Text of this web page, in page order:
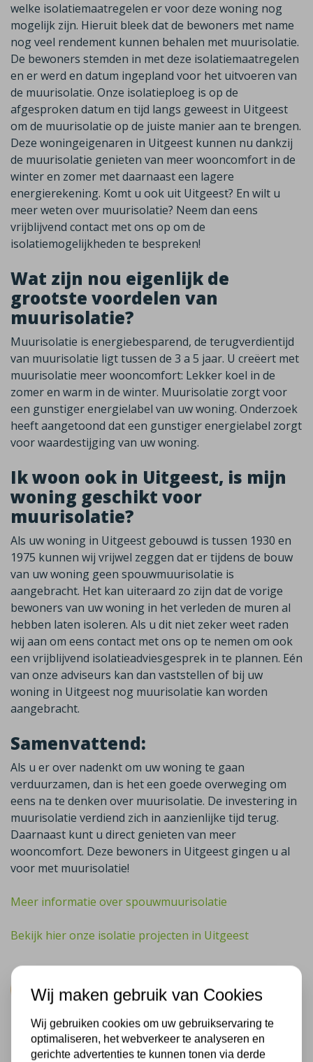
welke isolatiemaatregelen er voor deze woning nog
mogelijk zijn. Hieruit bleek dat de bewoners met name
nog veel rendement kunnen behalen met muurisolatie.
De bewoners stemden in met deze isolatiemaatregelen
en er werd en datum ingepland voor het uitvoeren van
de muurisolatie. Onze isolatieploeg is op de
afgesproken datum en tijd langs geweest in Uitgeest
om de muurisolatie op de juiste manier aan te brengen.
Deze woningeigenaren in Uitgeest kunnen nu dankzij
de muurisolatie genieten van meer wooncomfort in de
winter en zomer met daarnaast een lagere
energierekening. Komt u ook uit Uitgeest? En wilt u
meer weten over muurisolatie? Neem dan eens
vrijblijvend contact met ons op om de
isolatiemogelijkheden te bespreken!
Wat zijn nou eigenlijk de
grootste voordelen van
muurisolatie?
Muurisolatie is energiebesparend, de terugverdientijd
van muurisolatie ligt tussen de 3 a 5 jaar. U creëert met
muurisolatie meer wooncomfort: Lekker koel in de
zomer en warm in de winter. Muurisolatie zorgt voor
een gunstiger energielabel van uw woning. Onderzoek
heeft aangetoond dat een gunstiger energielabel zorgt
voor waardestijging van uw woning.
Ik woon ook in Uitgeest, is mijn
woning geschikt voor
muurisolatie?
Als uw woning in Uitgeest gebouwd is tussen 1930 en
1975 kunnen wij vrijwel zeggen dat er tijdens de bouw
van uw woning geen spouwmuurisolatie is
aangebracht. Het kan uiteraard zo zijn dat de vorige
bewoners van uw woning in het verleden de muren al
hebben laten isoleren. Als u dit niet zeker weet raden
wij aan om eens contact met ons op te nemen om ook
een vrijblijvend isolatieadviesgesprek in te plannen. Eén
van onze adviseurs kan dan vaststellen of bij uw
woning in Uitgeest nog muurisolatie kan worden
aangebracht.
Samenvattend:
Als u er over nadenkt om uw woning te gaan
verduurzamen, dan is het een goede overweging om
eens na te denken over muurisolatie. De investering in
muurisolatie verdiend zich in aanzienlijke tijd terug.
Daarnaast kunt u direct genieten van meer
wooncomfort. Deze bewoners in Uitgeest gingen u al
voor met muurisolatie!
Meer informatie over spouwmuurisolatie
Bekijk hier onze isolatie projecten in Uitgeest
Wij maken gebruik van Cookies
Wij gebruiken cookies om uw gebruikservaring te
optimaliseren, het webverkeer te analyseren en
gerichte advertenties te kunnen tonen via derde